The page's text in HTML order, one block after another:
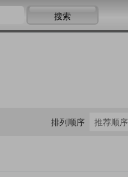
搜索
排列顺序 推荐顺序